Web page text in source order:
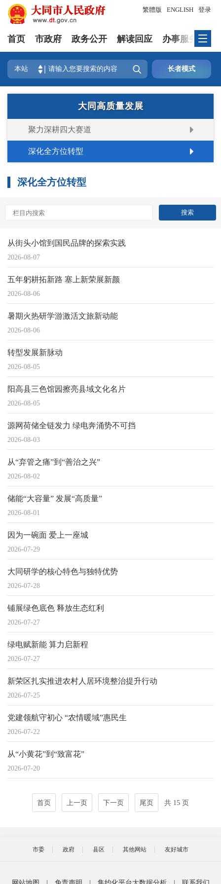
登录
繁體版 ENGLISH
首页 市政府 政务公开 解读回应 办事服务
本站  长者模式
大同高质量发展
聚力深耕四大赛道
深化全方位转型
深化全方位转型
从街头小馆到国民品牌的探索实践
2026-08-07
五年躬耕拓新路 塞上新荣展新颜
2026-08-06
暑期火热研学游激活文旅新动能
2026-08-06
转型发展新脉动
2026-08-05
阳高县三色馆园擦亮县域文化名片
2026-08-05
源网荷储全链发力 绿电奔涌势不可挡
2026-08-03
从“弃管之痛”到“善治之兴”
2026-08-02
储能“大容量” 发展“高质量”
2026-08-01
因为一碗面 爱上一座城
2026-07-29
大同研学的核心特色与独特优势
2026-07-28
铺展绿色底色 释放生态红利
2026-07-27
绿电赋新能 算力启新程
2026-07-27
新荣区扎实推进农村人居环境整治提升行动
2026-07-25
党建领航守初心 “农情暖域”惠民生
2026-07-22
从“小黄花”到“致富花”
2026-07-20
首页 上一页 下一页 尾页 共 15 页
市委 政府 县区 其他网站 友好城市